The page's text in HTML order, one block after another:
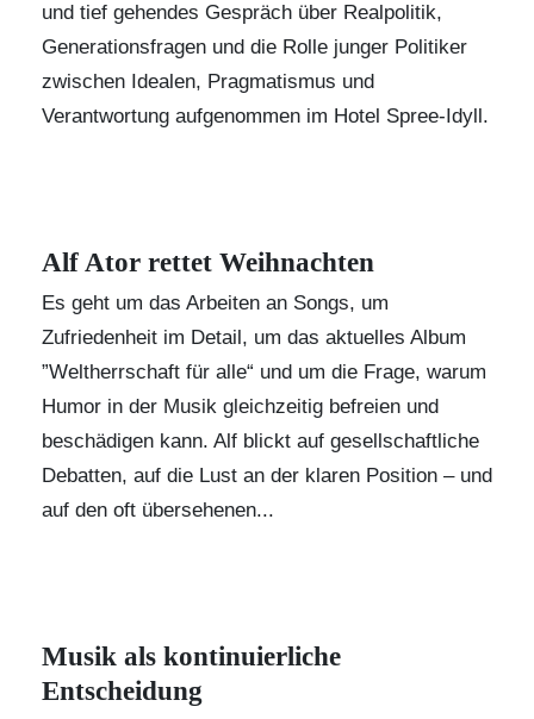
und tief gehendes Gespräch über Realpolitik,
Generationsfragen und die Rolle junger Politiker
zwischen Idealen, Pragmatismus und
Verantwortung aufgenommen im Hotel Spree-Idyll.
Alf Ator rettet Weihnachten
Es geht um das Arbeiten an Songs, um
Zufriedenheit im Detail, um das aktuelles Album
”Weltherrschaft für alle“ und um die Frage, warum
Humor in der Musik gleichzeitig befreien und
beschädigen kann. Alf blickt auf gesellschaftliche
Debatten, auf die Lust an der klaren Position – und
auf den oft übersehenen...
Musik als kontinuierliche
Entscheidung